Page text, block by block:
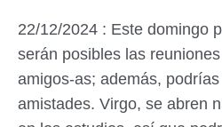
22/12/2024 : Este domingo
serán posibles las
amigos-as; además,
amistades. Virgo, se abren